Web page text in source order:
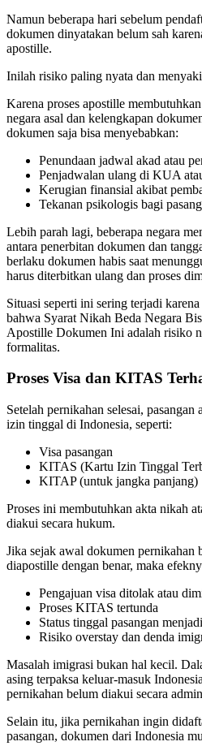
Namun beberapa hari sebelum
dokumen dinyatakan belum sah
apostille.
Inilah risiko paling nyata dan
Karena proses apostille
negara asal dan kelengkapan
dokumen saja bisa menyebabkan:
Penundaan jadwal akad atau
Penjadwalan ulang di KUA
Kerugian finansial akibat
Tekanan psikologis bagi
Lebih parah lagi, beberapa negara
antara penerbitan dokumen dan
berlaku dokumen habis saat
harus diterbitkan ulang dan proses
Situasi seperti ini sering terjadi
bahwa Syarat Nikah Beda Negara
Apostille Dokumen Ini adalah risiko
formalitas.
Proses Visa dan KITAS
Setelah pernikahan selesai,
izin tinggal di Indonesia, seperti:
Visa pasangan
KITAS (Kartu Izin Tinggal
KITAP (untuk jangka panjang)
Proses ini membutuhkan akta nikah
diakui secara hukum.
Jika sejak awal dokumen pernikahan
diapostille dengan benar, maka
Pengajuan visa ditolak atau
Proses KITAS tertunda
Status tinggal pasangan
Risiko overstay dan denda
Masalah imigrasi bukan hal kecil.
asing terpaksa keluar-masuk
pernikahan belum diakui secara
Selain itu, jika pernikahan ingin
pasangan, dokumen dari Indonesia